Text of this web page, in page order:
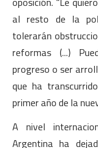
al resto de la
tolerarán
reformas (...)
progreso o ser
que ha
primer año de la
A nivel
Argentina ha